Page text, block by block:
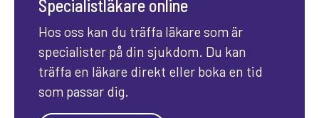
Specialistläkare online
Hos oss kan du träffa läkare som är
specialister på din sjukdom. Du kan
träffa en läkare direkt eller boka en tid
som passar dig.